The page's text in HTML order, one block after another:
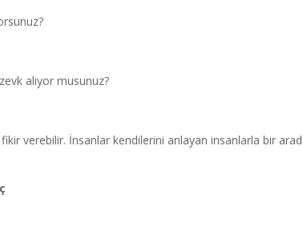
alıyor musunuz?
verebilir. İnsanlar kendilerini anlayan insanlarla bir